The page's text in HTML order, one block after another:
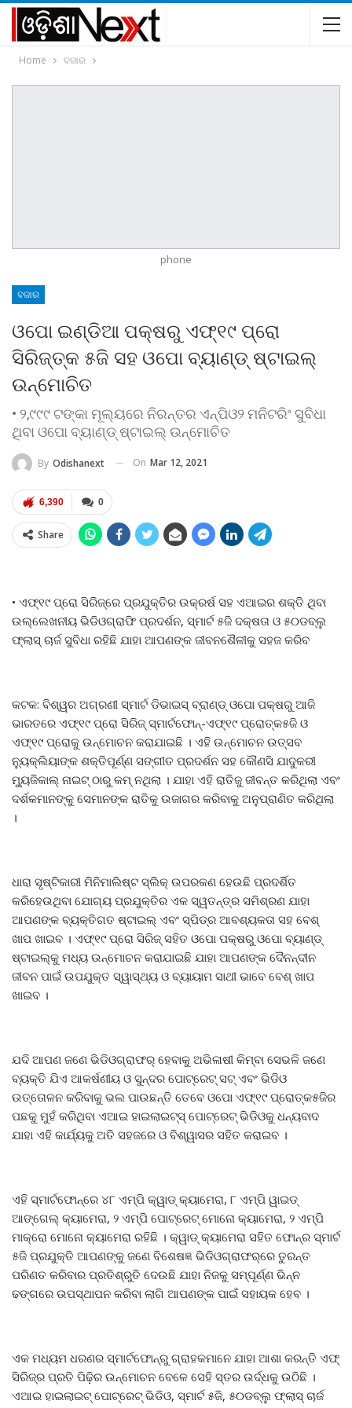
Home ବଜାର
phone
ବଜାର
ଓପୋ ଇଣ୍ଡିଆ ପକ୍ଷରୁ ଏଫ୍‌୧୯ ପ୍ରୋ
ସିରିଜ୍‌ତ୍କ ୫ଜି ସହ ଓପୋ ବ୍ୟାଣ୍ଡ୍‌ ଷ୍ଟାଇଲ୍‌
ଉନ୍ମୋଚିତ
• ୨,୯୯୯ ଟଙ୍କା ମୂଲ୍ୟରେ ନିରନ୍ତର ଏନ୍‌ପିଓ୨ ମନିଟରିଂ ସୁବିଧା
ଥିବା ଓପୋ ବ୍ୟାଣ୍ଡ୍‌ ଷ୍ଟାଇଲ୍‌ ଉନ୍ମୋଚିତ
By Odishanext On Mar 12, 2021
0
6,390
Share
• ଏଫ୍‌୧୯ ପ୍ରୋ ସିରିଜ୍‌ରେ ପ୍ରଯୁକ୍ତିର ଉକ୍ରର୍ଷ ସହ ଏଆଇର ଶକ୍ତି ଥିବା
ଉଲ୍ଲେଖନୀୟ ଭିଡିଓଗ୍ରାଫି ପ୍ରଦର୍ଶନ, ସ୍ମାର୍ଟ ୫ଜି ଦକ୍ଷତା ଓ ୫୦ଡବ୍ଲୁ
ଫ୍ଲାସ୍‌ ଚାର୍ଜ ସୁବିଧା ରହିଛି ଯାହା ଆପଣଙ୍କ ଜୀବନଶୈଳୀକୁ ସହଜ କରିବ
କଟକ: ବିଶ୍ୱର ଅଗ୍ରଣୀ ସ୍ମାର୍ଟ ଡିଭାଇସ୍‌ ବ୍ରାଣ୍ଡ୍‌ ଓପୋ ପକ୍ଷରୁ ଆଜି
ଭାରତରେ ଏଫ୍‌୧୯ ପ୍ରୋ ସିରିଜ୍‌ ସ୍ମାର୍ଟଫୋନ୍‌-ଏଫ୍‌୧୯ ପ୍ରୋତ୍କ୫ଜି ଓ
ଏଫ୍‌୧୯ ପ୍ରୋକୁ ଉନ୍ମୋଚନ କରାଯାଇଛି । ଏହି ଉନ୍ମୋଚନ ଉତ୍ସବ
ନ୍ୟୁକ୍ଲିୟାଙ୍କ ଶକ୍ତିପୂର୍ଣ୍ଣ ସଙ୍ଗୀତ ପ୍ରଦର୍ଶନ ସହ କୌଣସି ଯାଦୁକରୀ
ମ୍ୟୁଜିକାଲ୍‌ ନାଇଟ୍‌ ଠାରୁ କମ୍‌ ନଥିଲା । ଯାହା ଏହି ରାତିଜୁ ଜୀବନ୍ତ କରିଥିଲା ଏବଂ
ଦର୍ଶକମାନଙ୍କୁ ସେମାନଙ୍କ ରାତିକୁ ଉଜାଗର କରିବାକୁ ଅନୁପ୍ରାଣିତ କରିଥିଲା
।
ଧାରା ସୃଷ୍ଟିକାରୀ ମିନିମାଲିଷ୍ଟ ସ୍ଲିକ୍‌ ଉପରକଣ ହେଉଛି ପ୍ରଦର୍ଶିତ
କରିହେଉଥିବା ଯୋଗ୍ୟ ପ୍ରଯୁକ୍ତିର ଏକ ସ୍ୱତନ୍ତ୍ର ସମିଶ୍ରଣ ଯାହା
ଆପଣଙ୍କ ବ୍ୟକ୍ତିଗତ ଷ୍ଟାଇଲ୍‌ ଏବଂ ସ୍ପିଡ୍‌ର ଆବଶ୍ୟକତା ସହ ବେଶ୍‌
ଖାପ ଖାଇବ । ଏଫ୍‌୧୯ ପ୍ରୋ ସିରିଜ୍‌ ସହିତ ଓପୋ ପକ୍ଷରୁ ଓପୋ ବ୍ୟାଣ୍ଡ୍‌
ଷ୍ଟାଇଲ୍‌କୁ ମଧ୍ୟ ଉନ୍ମୋଚନ କରାଯାଇଛି ଯାହା ଆପଣଙ୍କ ଦୈନନ୍ଦୀନ
ଜୀବନ ପାଇଁ ଉପଯୁକ୍ତ ସ୍ୱାସ୍ଥ୍ୟ ଓ ବ୍ୟାୟାମ ସାଥୀ ଭାବେ ବେଶ୍‌ ଖାପ
ଖାଇବ ।
ଯଦି ଆପଣ ଜଣେ ଭିଡିଓଗ୍ରାଫର୍‌ ହେବାକୁ ଅଭିଳାଷୀ କିମ୍ବା ସେଭଳି ଜଣେ
ବ୍ୟକ୍ତି ଯିଏ ଆକର୍ଷଣୀୟ ଓ ସୁନ୍ଦର ପୋଟ୍ରେଟ୍‌ ସଟ୍‌ ଏବଂ ଭିଡିଓ
ଉତ୍ତୋଳନ କରିବାକୁ ଭଲ ପାଉଛନ୍ତି ତେବେ ଓପୋ ଏଫ୍‌୧୯ ପ୍ରୋତ୍କ୫ଜିର
ପଛକୁ ମୁହଁ କରିଥିବା ଏଆଇ ହାଇଲାଇଟ୍‌ସ୍‌ ପୋଟ୍ରେଟ୍‌ ଭିଡିଓକୁ ଧନ୍ୟବାଦ
ଯାହା ଏହି କାର୍ଯ୍ୟକୁ ଅତି ସହଜରେ ଓ ବିଶ୍ୱାସର ସହିତ କରାଇବ ।
ଏହି ସ୍ମାର୍ଟଫୋନ୍‌ରେ ୪୮ ଏମ୍‌ପି କ୍ୱାଡ୍‌ କ୍ୟାମେରା, ୮ ଏମ୍‌ପି ୱାଇଡ୍‌
ଆଙ୍ଗେଲ୍‌ କ୍ୟାମେରା, ୨ ଏମ୍‌ପି ପୋଟ୍ରେଟ୍‌ ମୋନୋ କ୍ୟାମେରା, ୨ ଏମ୍‌ପି
ମାକ୍ରୋ ମୋନୋ କ୍ୟାମେରା ରହିଛି । କ୍ୱାଡ୍‌ କ୍ୟାମେରା ସହିତ ଫୋନ୍‌ର ସ୍ମାର୍ଟ
୫ଜି ପ୍ରଯୁକ୍ତି ଆପଣଙ୍କୁ ଜଣେ ବିଶେଷଜ୍ଞ ଭିଡିଓଗ୍ରାଫର୍‌ରେ ତୁରନ୍ତ
ପରିଣତ କରିବାର ପ୍ରତିଶ୍ରୁତି ଦେଉଛି ଯାହା ନିଜକୁ ସମ୍ପୂର୍ଣ୍ଣ ଭିନ୍ନ
ଢଙ୍ଗରେ ଉପସ୍ଥାପନ କରିବା ଲାଗି ଆପଣଙ୍କ ପାଇଁ ସହାୟକ ହେବ ।
ଏକ ମଧ୍ୟମ ଧରଣର ସ୍ମାର୍ଟଫୋନ୍‌ରୁ ଗ୍ରାହକମାନେ ଯାହା ଆଶା କରନ୍ତି ଏଫ୍‌
ସିରିଜ୍‌ର ପ୍ରତି ପିଢ଼ିର ଉନ୍ମୋଚନ ବେଳେ ସେହି ସ୍ତର ଉର୍ଦ୍ଧକୁ ଉଠିଛି ।
ଏଆଇ ହାଇଲାଇଟ୍‌ ପୋଟ୍ରେଟ୍‌ ଭିଡିଓ, ସ୍ମାର୍ଟ ୫ଜି, ୫୦ଡବ୍ଲୁ ଫ୍ଲାସ୍‌ ଚାର୍ଜ